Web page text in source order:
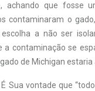
que fosse
contaminaram o
a não ser
contaminação se
de Michigan estaria
Sua vontade que